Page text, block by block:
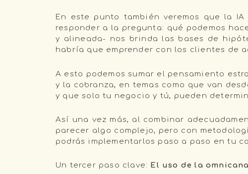
En este punto también veremos que la
responder a la pregunta: qué podemos
y alineada- nos brinda las bases de
habría que emprender con los clientes de
A esto podemos sumar el pensamiento
y la cobranza, en temas como que van
y que solo tu negocio y tú, pueden
Así una vez más, al combinar
parecer algo complejo, pero con
podrás implementarlos paso a paso en tu
Un tercer paso clave: El uso de la